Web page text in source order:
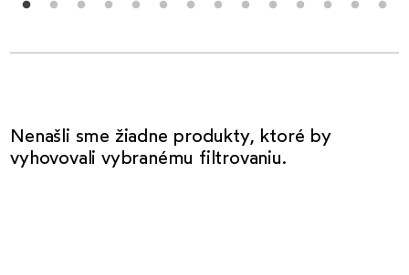
Nenašli sme žiadne produkty, ktoré by
vyhovovali vybranému filtrovaniu.